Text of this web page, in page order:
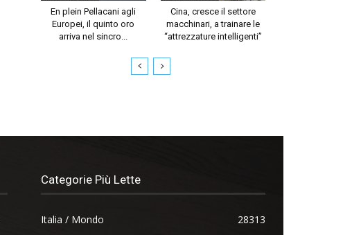
En plein Pellacani agli
Europei, il quinto oro
arriva nel sincro...
Cina, cresce il settore
macchinari, a trainare le
“attrezzature intelligenti”
Categorie Più Lette
Italia / Mondo
28313